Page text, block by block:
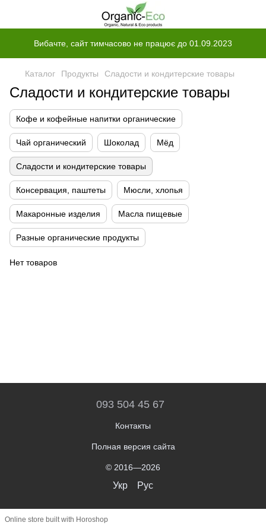
Вибачте, сайт тимчасово не працює до 01.09.2023
Каталог Продукты Сладости и кондитерские товары
Сладости и кондитерские товары
Кофе и кофейные напитки органические
Чай органический Шоколад Мёд
Сладости и кондитерские товары
Консервация, паштеты Мюсли, хлопья
Макаронные изделия Масла пищевые
Разные органические продукты
Нет товаров
093 504 45 67
Контакты
Полная версия сайта
© 2016—2026
Укр Рус
Online store built with Horoshop